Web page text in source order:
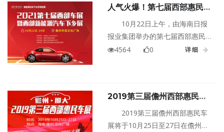
人气火爆！第七届西部惠民车
展儋州盛大启幕
10月22日上午，由海南日报
报业集团举办的第七届西部惠民
车展在儋州市民文化广场开幕，
价”的购车实惠。车展为期3天，
至10月24日结束。
4564 0 详细
2019第三届儋州西部惠民车
2019第三届儋州西部惠民车
展将于10月25日至27日在儋州市